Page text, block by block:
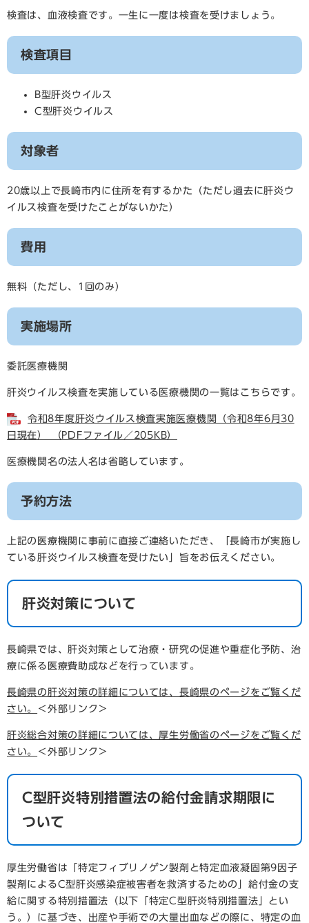
検査は、血液検査です。一生に一度は検査を受けましょう。
検査項目
B型肝炎ウイルス
C型肝炎ウイルス
対象者
20歳以上で長崎市内に住所を有するかた（ただし過去に肝炎ウ
イルス検査を受けたことがないかた）
費用
無料（ただし、1回のみ）
実施場所
委託医療機関
肝炎ウイルス検査を実施している医療機関の一覧はこちらです。
令和8年度肝炎ウイルス検査実施医療機関（令和8年6月30
日現在） （PDFファイル／205KB）
医療機関名の法人名は省略しています。
予約方法
上記の医療機関に事前に直接ご連絡いただき、「長崎市が実施し
ている肝炎ウイルス検査を受けたい」旨をお伝えください。
肝炎対策について
長崎県では、肝炎対策として治療・研究の促進や重症化予防、治
療に係る医療費助成などを行っています。
長崎県の肝炎対策の詳細については、長崎県のページをご覧くだ
さい。
＜外部リンク＞
肝炎総合対策の詳細については、厚生労働省のページをご覧くだ
さい。
＜外部リンク＞
C型肝炎特別措置法の給付金請求期限に
ついて
厚生労働省は「特定フィブリノゲン製剤と特定血液凝固第9因子
製剤によるC型肝炎感染症被害者を救済するための」給付金の支
給に関する特別措置法（以下「特定C型肝炎特別措置法」とい
う。）に基づき、出産や手術での大量出血などの際に、特定の血